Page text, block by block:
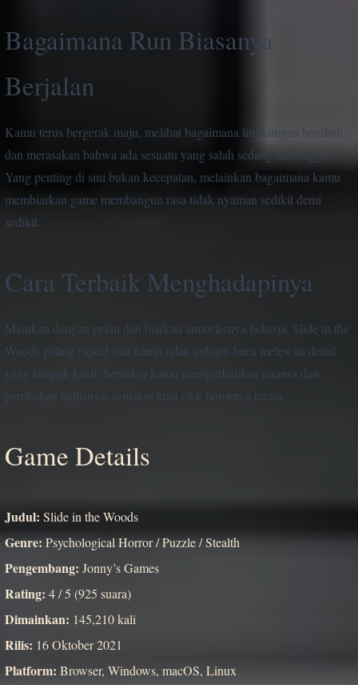
Bagaimana Run Biasanya
Berjalan
Kamu terus bergerak maju, melihat bagaimana lingkungan berubah,
dan merasakan bahwa ada sesuatu yang salah sedang menunggu.
Yang penting di sini bukan kecepatan, melainkan bagaimana kamu
membiarkan game membangun rasa tidak nyaman sedikit demi
sedikit.
Cara Terbaik Menghadapinya
Mainkan dengan pelan dan biarkan atmosfernya bekerja. Slide in the
Woods paling efektif saat kamu tidak terburu-buru melewati detail
yang tampak kecil. Semakin kamu memperhatikan nuansa dan
perubahan halusnya, semakin kuat efek horornya terasa.
Game Details
Judul: Slide in the Woods
Genre: Psychological Horror / Puzzle / Stealth
Pengembang: Jonny’s Games
Rating: 4 / 5 (925 suara)
Dimainkan: 145,210 kali
Rilis: 16 Oktober 2021
Platform: Browser, Windows, macOS, Linux